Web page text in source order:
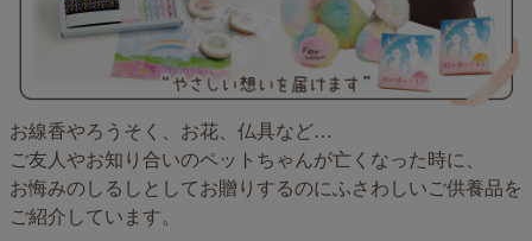
お線香やろうそく、お花、仏具など…
ご友人やお知り合いのペットちゃんが亡くなった時に、
お悔みのしるしとしてお贈りするのにふさわしいご供養品を
ご紹介しています。